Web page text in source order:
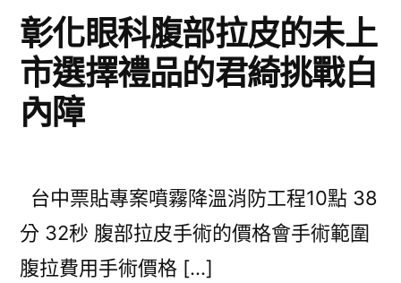
彰化眼科腹部拉皮的未上
市選擇禮品的君綺挑戰白
內障
台中票貼專案噴霧降溫消防工程10點 38
分 32秒 腹部拉皮手術的價格會手術範圍
腹拉費用手術價格 […]